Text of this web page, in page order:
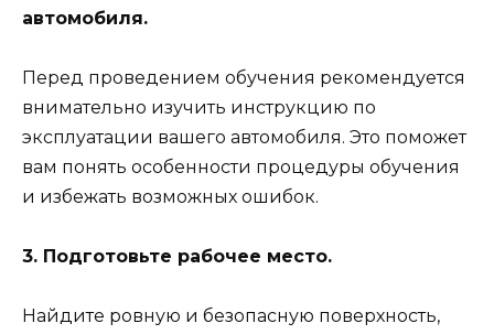
автомобиля.
Перед проведением обучения рекомендуется
внимательно изучить инструкцию по
эксплуатации вашего автомобиля. Это поможет
вам понять особенности процедуры обучения
и избежать возможных ошибок.
3. Подготовьте рабочее место.
Найдите ровную и безопасную поверхность,